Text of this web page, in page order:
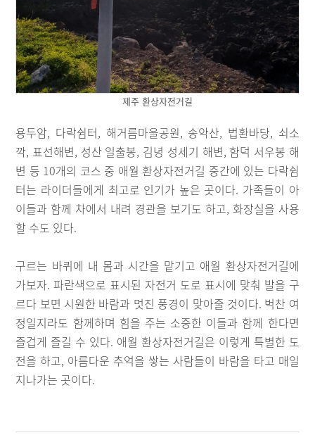
제주 환상자전거길
용두암, 다락쉼터, 해거름마을공원, 송악산, 법환바당, 쇠소
깍, 표선해변, 성산 일출봉, 김녕 성세기 해변, 함덕 서우봉 해
변 등 10개의 코스 중 애월 환상자전거길 중간에 있는 다락쉼
터는 라이더들에게 최고로 인기가 높은 곳이다. 가족들이 아
이들과 함께 차에서 내려 경관을 보기도 하고, 화장실을 사용
할 수도 있다.
구르는 바퀴에 내 몸과 시간을 맡기고 애월 환상자전거길에
가보자. 파란색으로 표시된 자전거 도로 표시에 맞춰 발을 구
르다 보면 시원한 바람과 멋진 풍경이 맞아줄 것이다. 벅찬 여
정일지라도 함께하며 힘을 주는 소중한 이들과 함께 한다면
즐겁게 즐길 수 있다. 애월 환상자전거길은 이렇게 특별한 도
전을 하고, 아름다운 추억을 쌓는 사람들이 바람을 타고 매일
지나가는 곳이다.